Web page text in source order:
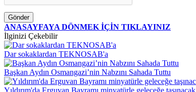
Gönder
ANASAYFAYA DÖNMEK İÇİN TIKLAYINIZ
İlginizi Çekebilir
Dar sokaklardan TEKNOSAB'a
Başkan Aydın Osmangazi’nin Nabzını Sahada Tuttu
Yıldırım'da Erguvan Bayramı minyatürle geleceğe taşınacak